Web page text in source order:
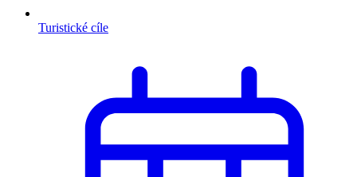
Turistické cíle